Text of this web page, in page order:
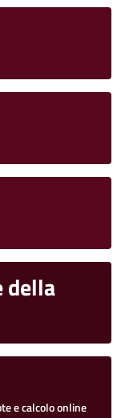
della
e calcolo online